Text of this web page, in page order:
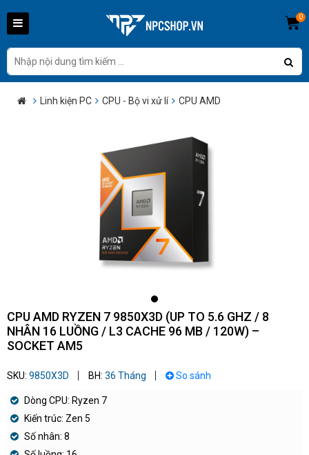
0
Linh kiện PC CPU - Bộ vi xử lí CPU AMD
CPU AMD RYZEN 7 9850X3D (UP TO 5.6 GHZ / 8
NHÂN 16 LUỒNG / L3 CACHE 96 MB / 120W) –
SOCKET AM5
SKU: 9850X3D BH: 36 Tháng So sánh
Dòng CPU: Ryzen 7
Kiến trúc: Zen 5
Số nhân: 8